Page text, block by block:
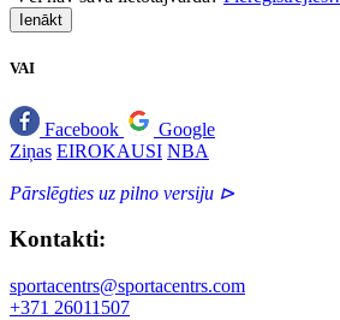
Ienākt
VAI
Facebook
Google
Ziņas EIROKAUSI NBA
Pārslēgties uz pilno versiju ⊳
Kontakti:
sportacentrs@sportacentrs.com
+371 26011507